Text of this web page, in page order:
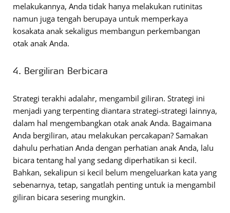
melakukannya, Anda tidak hanya melakukan rutinitas
namun juga tengah berupaya untuk memperkaya
kosakata anak sekaligus membangun perkembangan
otak anak Anda.
4. Bergiliran Berbicara
Strategi terakhi adalahr, mengambil giliran. Strategi ini
menjadi yang terpenting diantara strategi-strategi lainnya,
dalam hal mengembangkan otak anak Anda. Bagaimana
Anda bergiliran, atau melakukan percakapan? Samakan
dahulu perhatian Anda dengan perhatian anak Anda, lalu
bicara tentang hal yang sedang diperhatikan si kecil.
Bahkan, sekalipun si kecil belum mengeluarkan kata yang
sebenarnya, tetap, sangatlah penting untuk ia mengambil
giliran bicara sesering mungkin.